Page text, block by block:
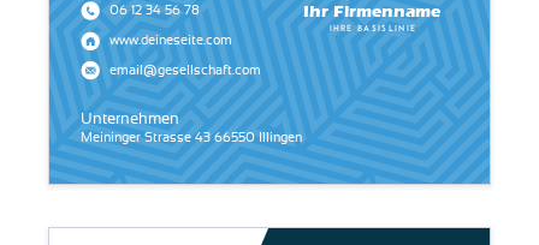
email@gesellschaft.com
Unternehmen
Meininger Strasse 43 66550 Illingen
06 12 34 56 78
www.deineseite.com
Ihr Firmenname
Ihre Basislinie